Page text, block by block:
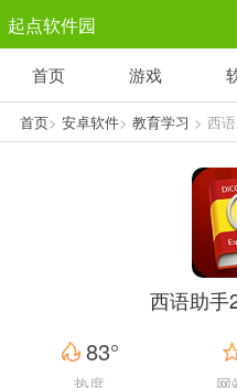
起点软件园
塔防游戏
1千+款游戏
1万
赛
3百
首页 游戏
首页> 安卓软件> 教育学习 > 西
西语助手
83°
热度 网